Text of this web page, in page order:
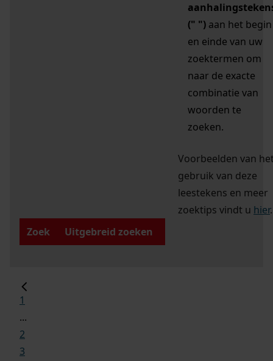
(" ") aan het begin
en einde van uw
zoektermen om
naar de exacte
combinatie van
woorden te
zoeken.
Voorbeelden van
gebruik van deze
leestekens en meer
zoektips vindt u hier.
Zoek
Uitgebreid zoeken
1
...
2
3